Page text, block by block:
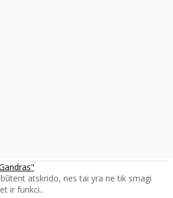
atskrido, nes tai yra ne tik smagi
ir funkci..